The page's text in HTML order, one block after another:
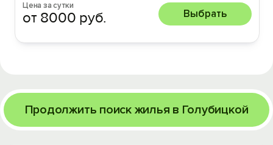
Цена за сутки
от 8000 руб. Выбрать
Продолжить поиск жилья в Голубицкой